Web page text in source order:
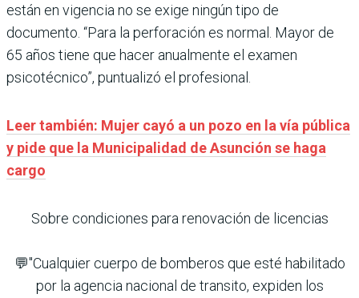
están en vigencia no se exige ningún tipo de
documento. “Para la perforación es normal. Mayor de
65 años tiene que hacer anualmente el examen
psicotécnico”, puntualizó el profesional.
Leer también: Mujer cayó a un pozo en la vía pública
y pide que la Municipalidad de Asunción se haga
cargo
Sobre condiciones para renovación de licencias
💬"Cualquier cuerpo de bomberos que esté habilitado
por la agencia nacional de transito, expiden los